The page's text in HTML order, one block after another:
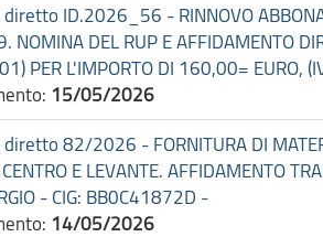
ID.2026_56 - RINNOVO
NOMINA DEL RUP E AFFIDAMENTO
PER L'IMPORTO DI 160,00= EURO,
15/05/2026
82/2026 - FORNITURA DI
E LEVANTE. AFFIDAMENTO
- CIG: BB0C41872D -
14/05/2026